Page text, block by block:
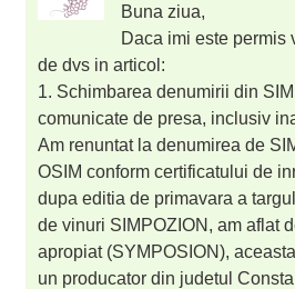
Buna ziua,
Daca imi este permis
de dvs in articol:
1. Schimbarea denumirii din
comunicate de presa, inclusiv
Am renuntat la denumirea de
OSIM conform certificatului de
dupa editia de primavara a
de vinuri SIMPOZION, am aflat
apropiat (SYMPOSION),
un producator din judetul